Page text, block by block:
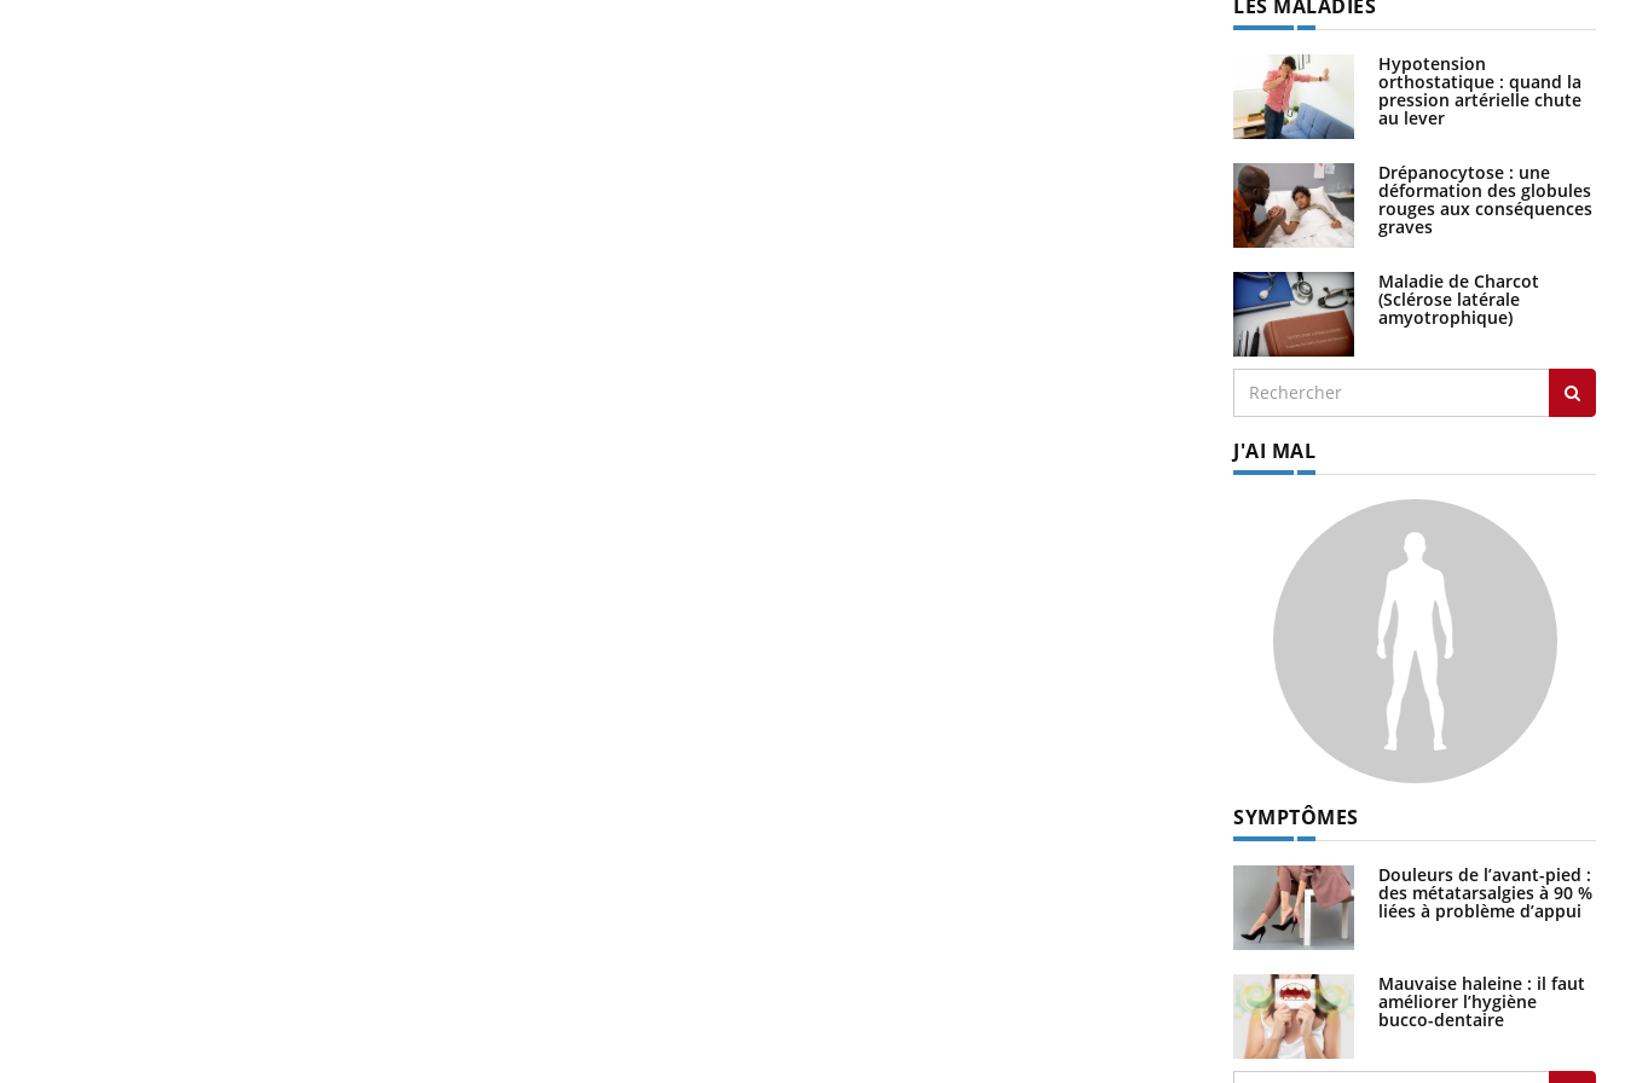
LES MALADIES
Hypotension
orthostatique : quand la
pression artérielle chute
au lever
Drépanocytose : une
déformation des globules
rouges aux conséquences
graves
Maladie de Charcot
(Sclérose latérale
amyotrophique)
J'AI MAL
SYMPTÔMES
Douleurs de l’avant-pied :
des métatarsalgies à 90 %
liées à problème d’appui
Mauvaise haleine : il faut
améliorer l’hygiène
bucco-dentaire